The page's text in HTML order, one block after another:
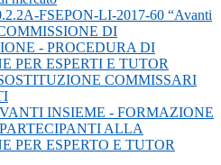
FSEPON-LI-2017-60 “Avanti
DI
- PROCEDURA DI
PER ESPERTI E TUTOR
COMMISSARI
INSIEME - FORMAZIONE
ALLA
PER ESPERTO E TUTOR